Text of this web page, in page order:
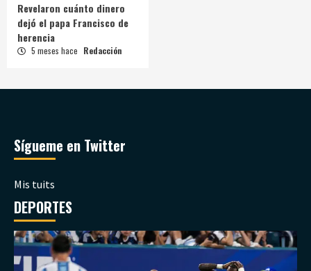
Revelaron cuánto dinero
dejó el papa Francisco de
herencia
5 meses hace Redacción
Sígueme en Twitter
Mis tuits
DEPORTES